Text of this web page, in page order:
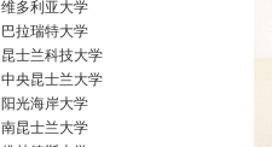
维多利亚大学
巴拉瑞特大学
昆士兰科技大学
中央昆士兰大学
阳光海岸大学
南昆士兰大学